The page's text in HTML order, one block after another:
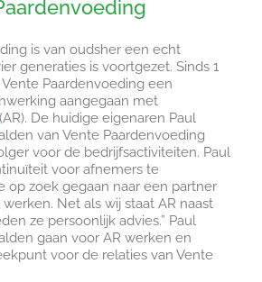
is van oudsher een echt
generaties is voortgezet. Sinds 1
Paardenvoeding een
aangegaan met
De huidige eigenaren Paul
van Vente Paardenvoeding
voor de bedrijfsactiviteiten. Paul
voor afnemers te
op zoek gegaan naar een partner
Net als wij staat AR naast
ze persoonlijk advies.” Paul
gaan voor AR werken en
voor de relaties van Vente